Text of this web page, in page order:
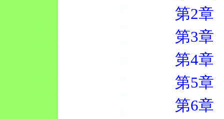
第2章
第3章
第4章
第5章
第6章